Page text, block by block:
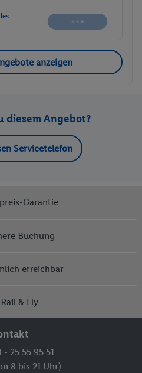
anzeigen
diesem Angebot?
Servicetelefon
Garantie
Buchung
erreichbar
Rail & Fly
25 55 95 51
8 bis 21 Uhr)